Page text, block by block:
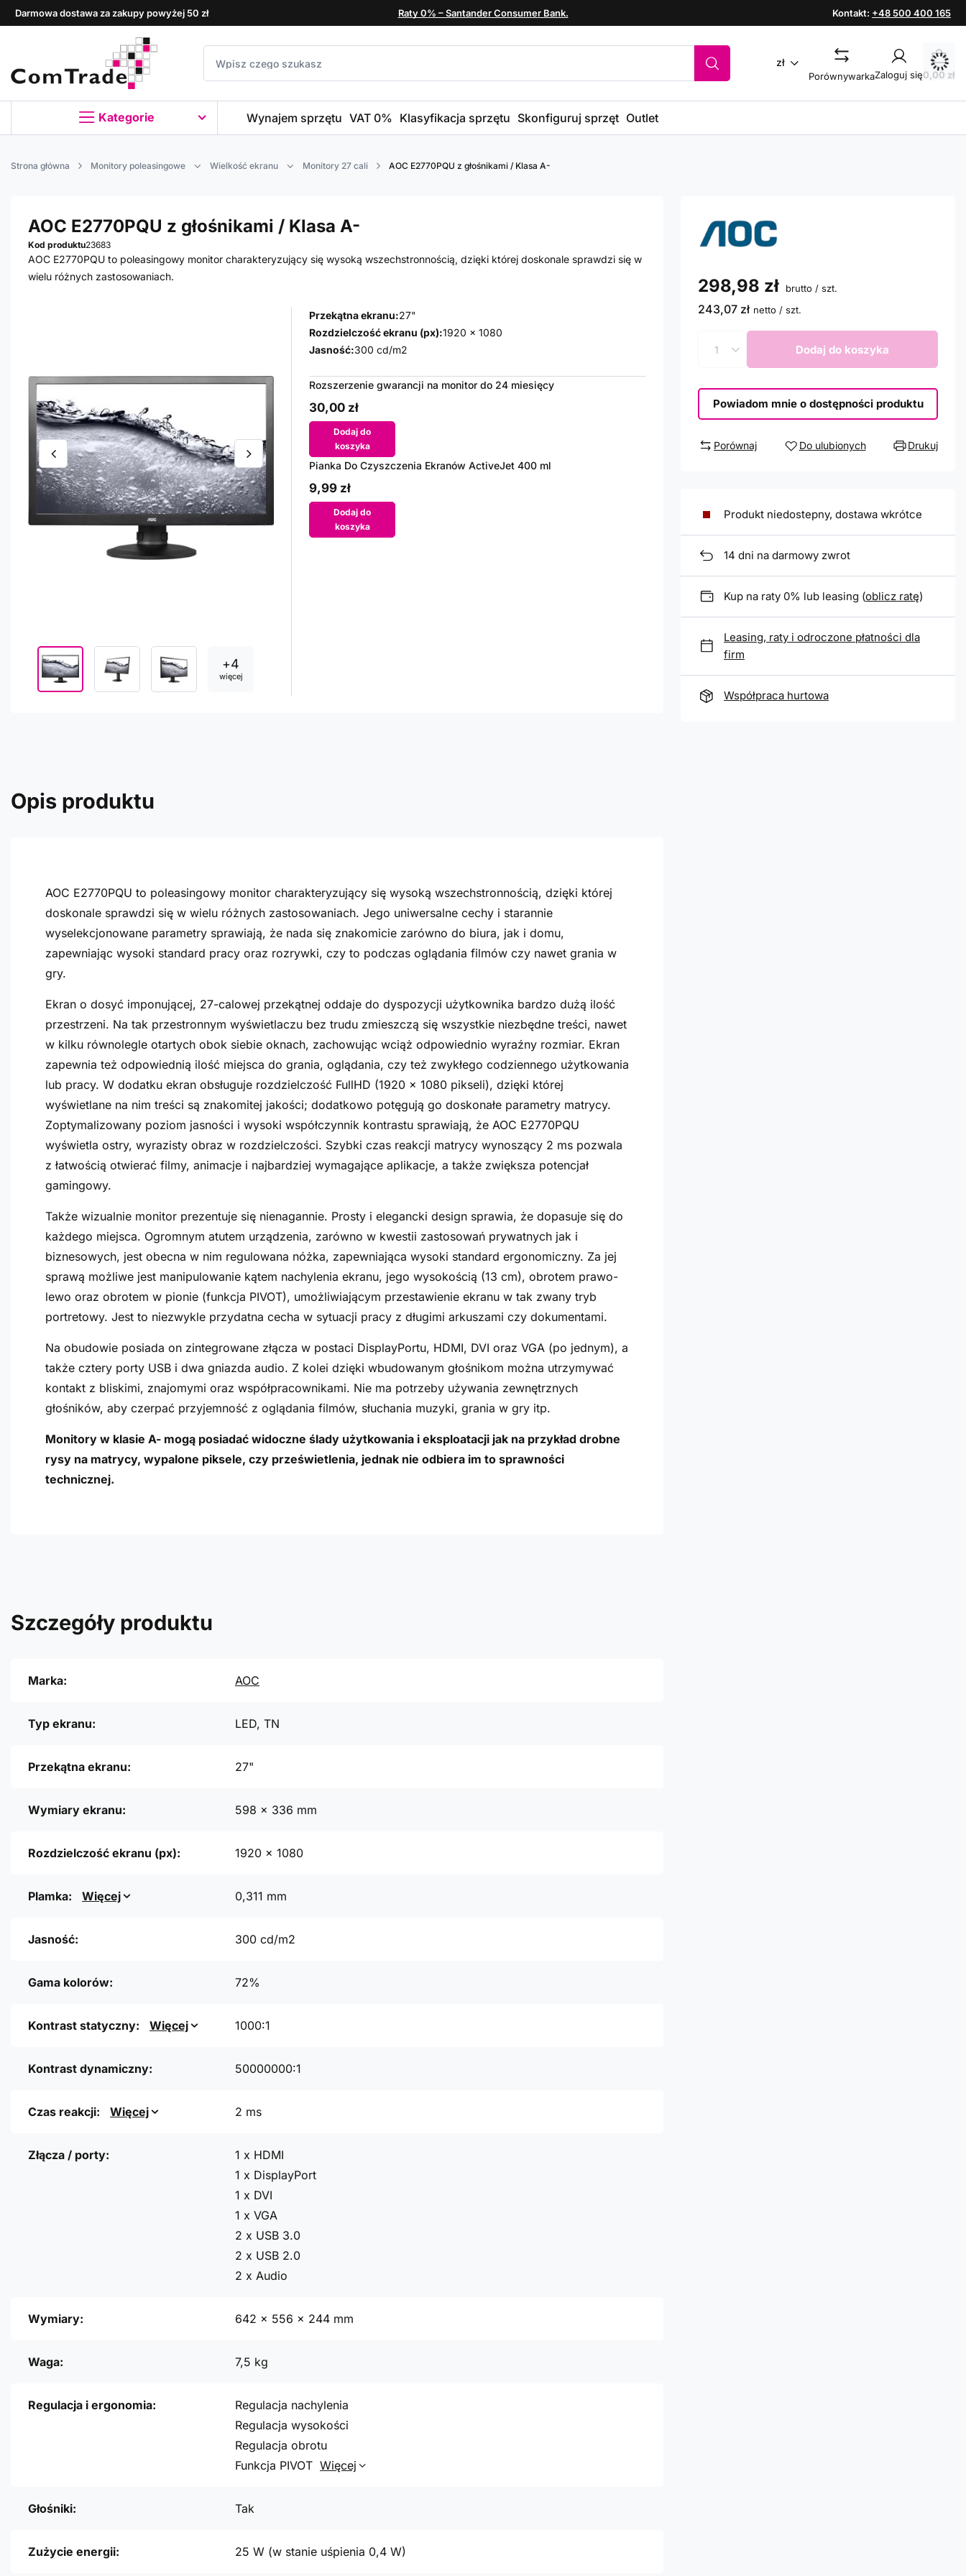
Darmowa dostawa za zakupy powyżej 50 zł Raty 0% – Santander Consumer Bank. Kontakt: +48 500 400 165
zł
PorównywarkaZaloguj się0,00 zł
Kategorie Wynajem sprzętu VAT 0% Klasyfikacja sprzętu Skonfiguruj sprzęt Outlet
Strona główna Monitory poleasingowe Wielkość ekranu Monitory 27 cali AOC E2770PQU z głośnikami / Klasa A-
AOC E2770PQU z głośnikami / Klasa A-
Kod produktu23683
AOC E2770PQU to poleasingowy monitor charakteryzujący się wysoką wszechstronnością, dzięki której doskonale sprawdzi się w
wielu różnych zastosowaniach.
+4
więcej
Przekątna ekranu:27"
Rozdzielczość ekranu (px):1920 x 1080
Jasność:300 cd/m2
Rozszerzenie gwarancji na monitor do 24 miesięcy
30,00 zł
Dodaj do
koszyka
Pianka Do Czyszczenia Ekranów ActiveJet 400 ml
9,99 zł
Dodaj do
koszyka
298,98 zł brutto / szt.
243,07 zł netto / szt.
Dodaj do koszyka
Powiadom mnie o dostępności produktu
Porównaj Do ulubionych Drukuj
Produkt niedostepny, dostawa wkrótce
14 dni na darmowy zwrot
Kup na raty 0% lub leasing (oblicz ratę)
Leasing, raty i odroczone płatności dla
firm
Współpraca hurtowa
Opis produktu
AOC E2770PQU to poleasingowy monitor charakteryzujący się wysoką wszechstronnością, dzięki której
doskonale sprawdzi się w wielu różnych zastosowaniach. Jego uniwersalne cechy i starannie
wyselekcjonowane parametry sprawiają, że nada się znakomicie zarówno do biura, jak i domu,
zapewniając wysoki standard pracy oraz rozrywki, czy to podczas oglądania filmów czy nawet grania w
gry.
Ekran o dosyć imponującej, 27-calowej przekątnej oddaje do dyspozycji użytkownika bardzo dużą ilość
przestrzeni. Na tak przestronnym wyświetlaczu bez trudu zmieszczą się wszystkie niezbędne treści, nawet
w kilku równolegle otartych obok siebie oknach, zachowując wciąż odpowiednio wyraźny rozmiar. Ekran
zapewnia też odpowiednią ilość miejsca do grania, oglądania, czy też zwykłego codziennego użytkowania
lub pracy. W dodatku ekran obsługuje rozdzielczość FullHD (1920 x 1080 pikseli), dzięki której
wyświetlane na nim treści są znakomitej jakości; dodatkowo potęgują go doskonałe parametry matrycy.
Zoptymalizowany poziom jasności i wysoki współczynnik kontrastu sprawiają, że AOC E2770PQU
wyświetla ostry, wyrazisty obraz w rozdzielczości. Szybki czas reakcji matrycy wynoszący 2 ms pozwala
z łatwością otwierać filmy, animacje i najbardziej wymagające aplikacje, a także zwiększa potencjał
gamingowy.
Także wizualnie monitor prezentuje się nienagannie. Prosty i elegancki design sprawia, że dopasuje się do
każdego miejsca. Ogromnym atutem urządzenia, zarówno w kwestii zastosowań prywatnych jak i
biznesowych, jest obecna w nim regulowana nóżka, zapewniająca wysoki standard ergonomiczny. Za jej
sprawą możliwe jest manipulowanie kątem nachylenia ekranu, jego wysokością (13 cm), obrotem prawo-
lewo oraz obrotem w pionie (funkcja PIVOT), umożliwiającym przestawienie ekranu w tak zwany tryb
portretowy. Jest to niezwykle przydatna cecha w sytuacji pracy z długimi arkuszami czy dokumentami.
Na obudowie posiada on zintegrowane złącza w postaci DisplayPortu, HDMI, DVI oraz VGA (po jednym), a
także cztery porty USB i dwa gniazda audio. Z kolei dzięki wbudowanym głośnikom można utrzymywać
kontakt z bliskimi, znajomymi oraz współpracownikami. Nie ma potrzeby używania zewnętrznych
głośników, aby czerpać przyjemność z oglądania filmów, słuchania muzyki, grania w gry itp.
Monitory w klasie A- mogą posiadać widoczne ślady użytkowania i eksploatacji jak na przykład drobne
rysy na matrycy, wypalone piksele, czy prześwietlenia, jednak nie odbiera im to sprawności
technicznej.
Szczegóły produktu
Marka: AOC
Typ ekranu: LED, TN
Przekątna ekranu: 27"
Wymiary ekranu: 598 x 336 mm
Rozdzielczość ekranu (px): 1920 x 1080
Plamka: Więcej 0,311 mm
Jasność: 300 cd/m2
Gama kolorów: 72%
Kontrast statyczny: Więcej 1000:1
Kontrast dynamiczny: 50000000:1
Czas reakcji: Więcej 2 ms
Złącza / porty:
1 x HDMI
1 x DisplayPort
1 x DVI
1 x VGA
2 x USB 3.0
2 x USB 2.0
2 x Audio
Wymiary: 642 x 556 x 244 mm
Waga: 7,5 kg
Regulacja i ergonomia:
Regulacja nachylenia
Regulacja wysokości
Regulacja obrotu
Funkcja PIVOT Więcej
Głośniki: Tak
Zużycie energii: 25 W (w stanie uśpienia 0,4 W)